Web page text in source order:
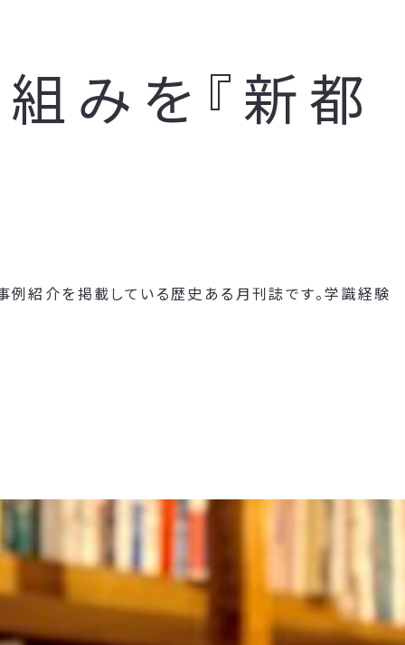
みを『新都
例紹介を掲載している歴史ある月刊誌です。学識経験